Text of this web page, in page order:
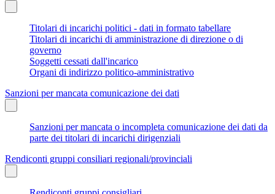
Titolari di incarichi politici - dati in formato tabellare
Titolari di incarichi di amministrazione di direzione o di
governo
Soggetti cessati dall'incarico
Organi di indirizzo politico-amministrativo
Sanzioni per mancata comunicazione dei dati
Sanzioni per mancata o incompleta comunicazione dei dati da
parte dei titolari di incarichi dirigenziali
Rendiconti gruppi consiliari regionali/provinciali